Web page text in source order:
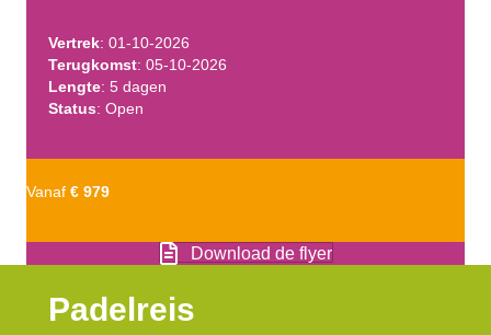
Vertrek: 01-10-2026
Terugkomst: 05-10-2026
Lengte: 5 dagen
Status: Open
Vanaf € 979
Download de flyer
Padelreis